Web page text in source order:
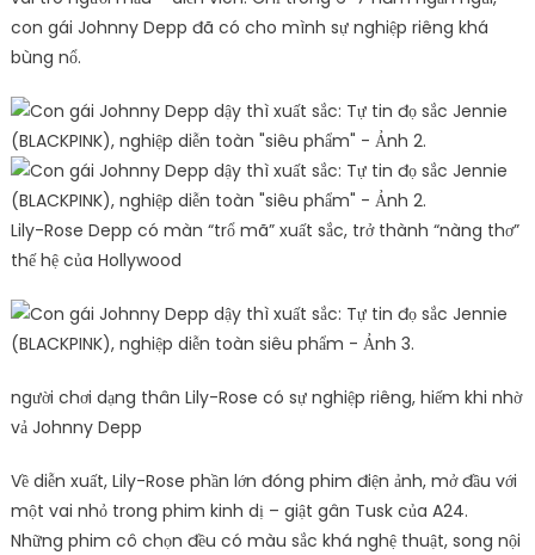
con gái Johnny Depp đã có cho mình sự nghiệp riêng khá
bùng nổ.
Lily-Rose Depp có màn “trổ mã” xuất sắc, trở thành “nàng thơ”
thế hệ của Hollywood
người chơi dạng thân Lily-Rose có sự nghiệp riêng, hiếm khi nhờ
vả Johnny Depp
Về diễn xuất, Lily-Rose phần lớn đóng phim điện ảnh, mở đầu với
một vai nhỏ trong phim kinh dị – giật gân Tusk của A24.
Những phim cô chọn đều có màu sắc khá nghệ thuật, song nội